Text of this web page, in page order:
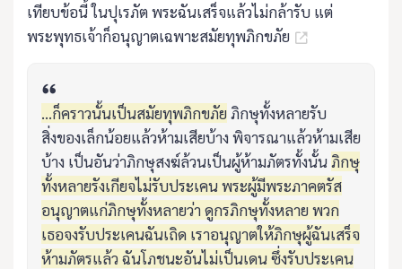
เทียบข้อนี้ ในปุเรภัต พระฉันเสร็จแล้วไม่กล้ารับ แต่
พระพุทธเจ้าก็อนุญาตเฉพาะสมัยทุพภิกขภัย
...ก็คราวนั้นเป็นสมัยทุพภิกขภัย ภิกษุทั้งหลายรับ
สิ่งของเล็กน้อยแล้วห้ามเสียบ้าง พิจารณาแล้วห้ามเสีย
บ้าง เป็นอันว่าภิกษุสงฆ์ล้วนเป็นผู้ห้ามภัตรทั้งนั้น ภิกษุ
ทั้งหลายรังเกียจไม่รับประเคน พระผู้มีพระภาคตรัส
อนุญาตแก่ภิกษุทั้งหลายว่า ดูกรภิกษุทั้งหลาย พวก
เธอจงรับประเคนฉันเถิด เราอนุญาตให้ภิกษุผู้ฉันเสร็จ
ห้ามภัตรแล้ว ฉันโภชนะอันไม่เป็นเดน ซึ่งรับประเคน